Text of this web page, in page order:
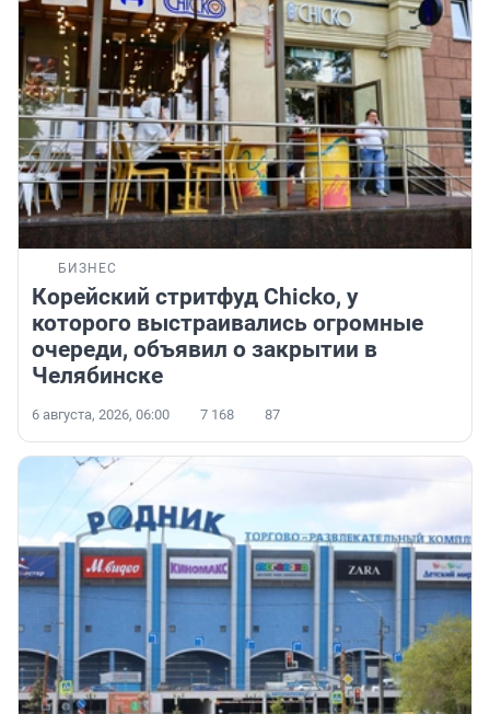
БИЗНЕС
Корейский стритфуд Chicko, у
которого выстраивались огромные
очереди, объявил о закрытии в
Челябинске
6 августа, 2026, 06:00 7 168 87